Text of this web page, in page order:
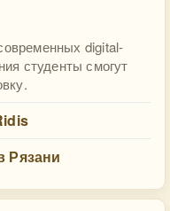
digital-
студенты смогут
Рязани